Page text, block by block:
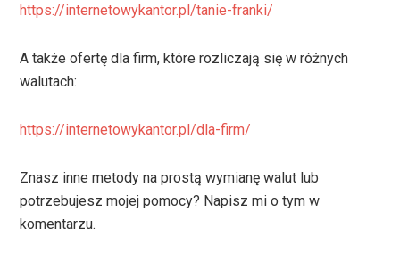
https://internetowykantor.pl/tanie-franki/
A także ofertę dla firm, które rozliczają się w różnych
walutach:
https://internetowykantor.pl/dla-firm/
Znasz inne metody na prostą wymianę walut lub
potrzebujesz mojej pomocy? Napisz mi o tym w
komentarzu.